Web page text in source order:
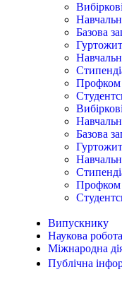
Базова
Профком
Базова
Профком
Випускнику
Наукова робота
Міжнародна
Публічна